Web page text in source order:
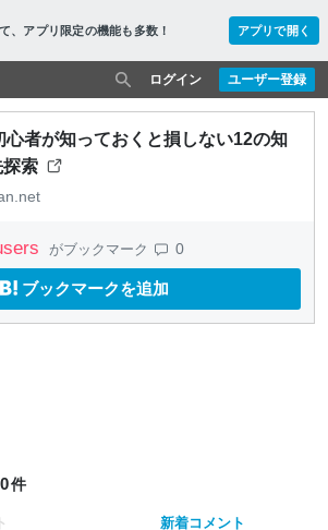
、 アプリ限定の機能も多数！ アプリで開く
ユーザー登録
ログイン
心者が知っておくと損しない12の知
探索
がブックマーク 0
ブックマークを追加
0件
新着コメント